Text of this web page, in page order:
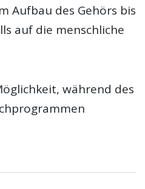
Aufbau des Gehörs bis
auf die menschliche
während des